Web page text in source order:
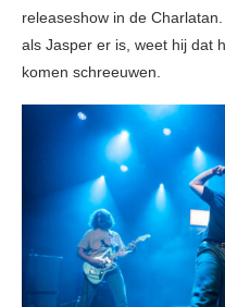
releaseshow in de
als Jasper er is, weet hij dat
komen schreeuwen.